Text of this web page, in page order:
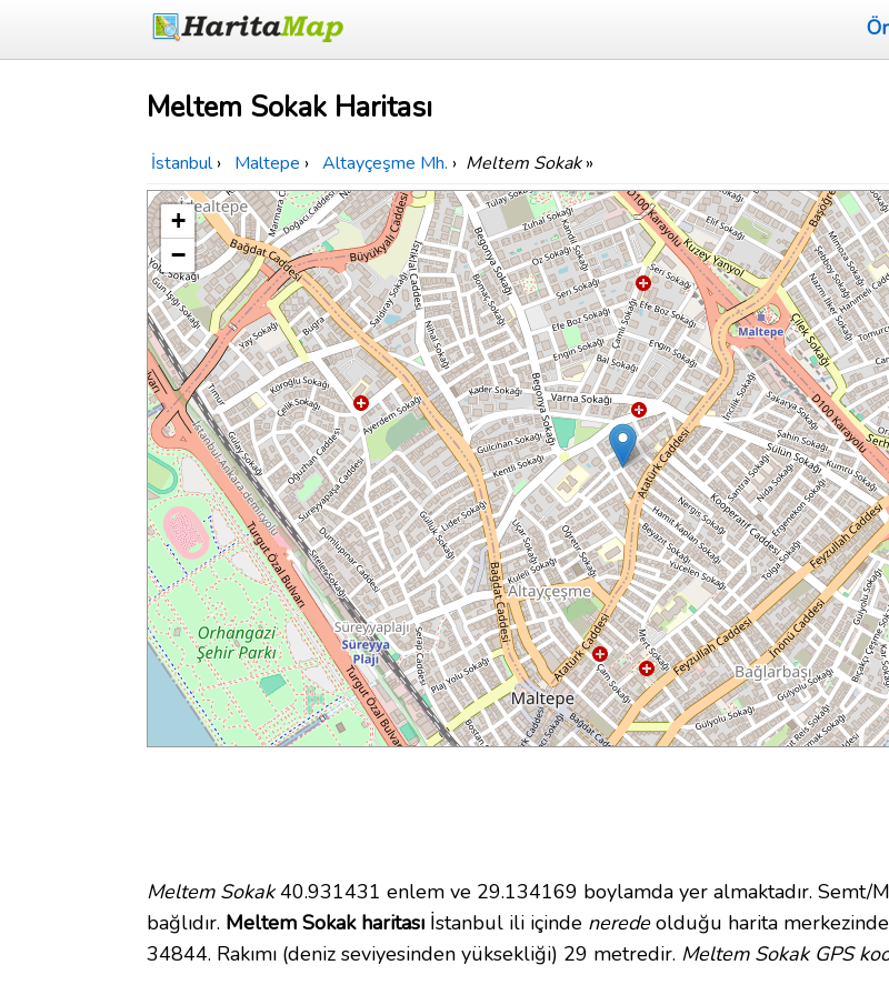
Meltem Sokak Haritası
İstanbul › Maltepe › Altayçeşme Mh. › Meltem Sokak»
+
−
Meltem Sokak40.931431 enlem ve 29.134169 boylamda yer almaktadır. Semt/
bağlıdır. Meltem Sokak haritası İstanbul ili içinde neredeolduğu harita
34844. Rakımı (deniz seviyesinden yüksekliği) 29 metredir. Meltem Sokak GPS